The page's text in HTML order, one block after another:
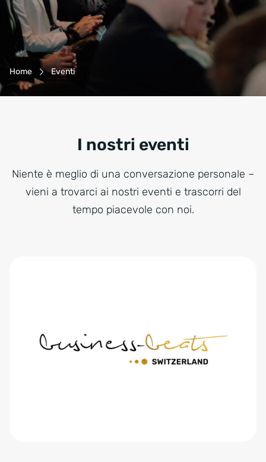
Breadcrumb-Navigation
Home Eventi
I nostri eventi
Niente è meglio di una conversazione personale –
vieni a trovarci ai nostri eventi e trascorri del
tempo piacevole con noi.